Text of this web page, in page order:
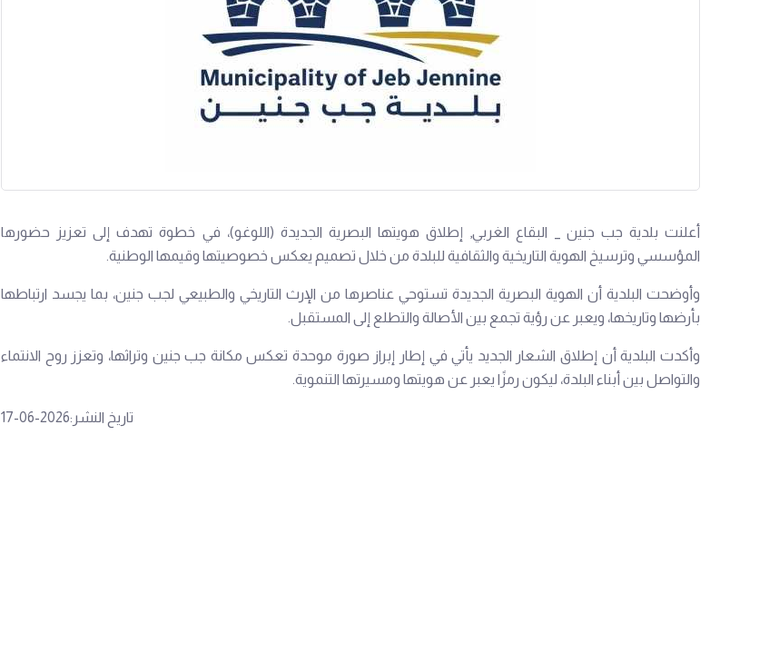
أعلنت بلدية جب جنين _ البقاع الغربي, إطلاق هويتها البصرية الجديدة (اللوغو)، في خطوة تهدف إلى تعزيز حضورها
المؤسسي وترسيخ الهوية التاريخية والثقافية للبلدة من خلال تصميم يعكس خصوصيتها وقيمها الوطنية.
وأوضحت البلدية أن الهوية البصرية الجديدة تستوحي عناصرها من الإرث التاريخي والطبيعي لجب جنين، بما يجسد ارتباطها
بأرضها وتاريخها، ويعبر عن رؤية تجمع بين الأصالة والتطلع إلى المستقبل.
وأكدت البلدية أن إطلاق الشعار الجديد يأتي في إطار إبراز صورة موحدة تعكس مكانة جب جنين وتراثها، وتعزز روح الانتماء
والتواصل بين أبناء البلدة، ليكون رمزًا يعبر عن هويتها ومسيرتها التنموية.
تاريخ النشر:2026-06-17